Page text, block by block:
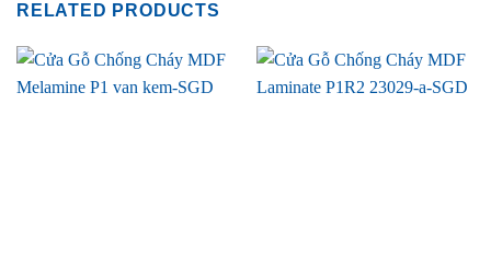
RELATED PRODUCTS